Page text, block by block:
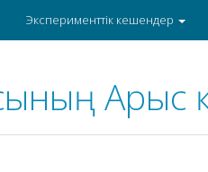
Эксперименттік кешендер